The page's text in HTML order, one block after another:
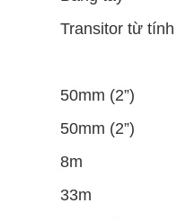
Transitor từ
50mm (2”)
50mm (2”)
8m
33m